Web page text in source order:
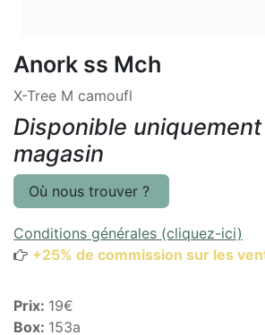
Anork ss Mch
X-Tree M camoufl
Disponible
magasin
Où nous trouver ?
Conditions générales (cliquez-ici)
+25% de commission sur les
Prix: 19€
Box: 153a